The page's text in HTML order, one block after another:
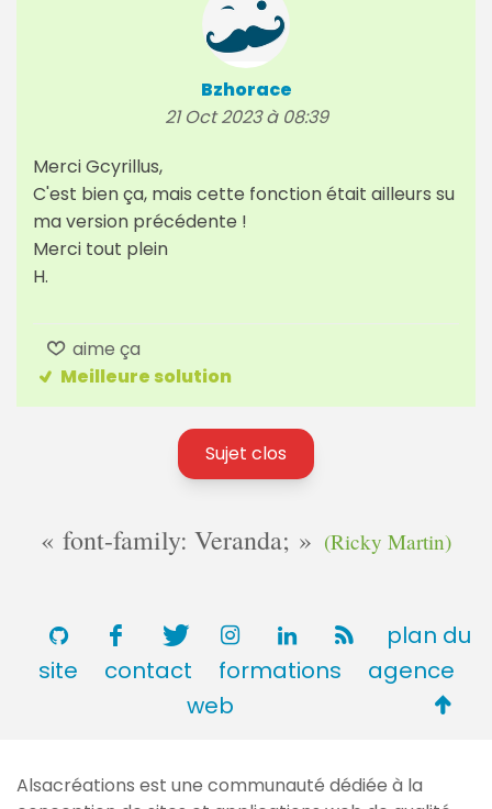
Bzhorace
21 Oct 2023 à 08:39
Merci Gcyrillus,
C'est bien ça, mais cette fonction était ailleurs su
ma version précédente !
Merci tout plein
H.
aime ça
Meilleure solution
Sujet clos
font-family: Veranda; (Ricky Martin)
plan du
site
contact formations
agence
web
de
Alsacréations est une communauté dédiée à la